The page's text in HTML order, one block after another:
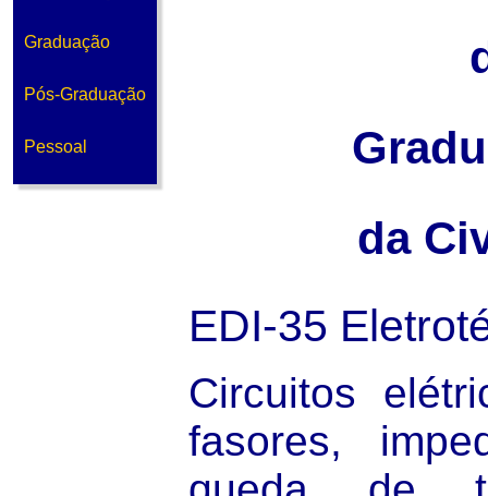
Graduação
Pós-Graduação
Pessoal
da
EDI-35
Circuitos
fasores,